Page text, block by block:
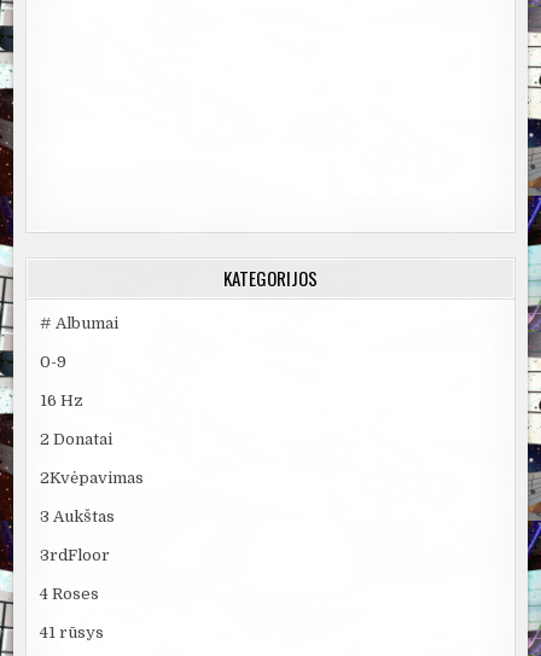
KATEGORIJOS
# Albumai
0-9
16 Hz
2 Donatai
2Kvėpavimas
3 Aukštas
3rdFloor
4 Roses
41 rūsys